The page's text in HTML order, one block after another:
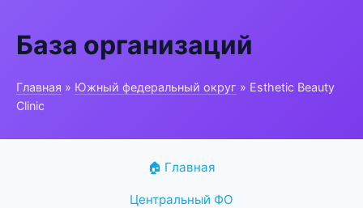
База организаций
Главная » Южный федеральный округ » Esthetic Beauty
Clinic
🏠 Главная
Центральный ФО